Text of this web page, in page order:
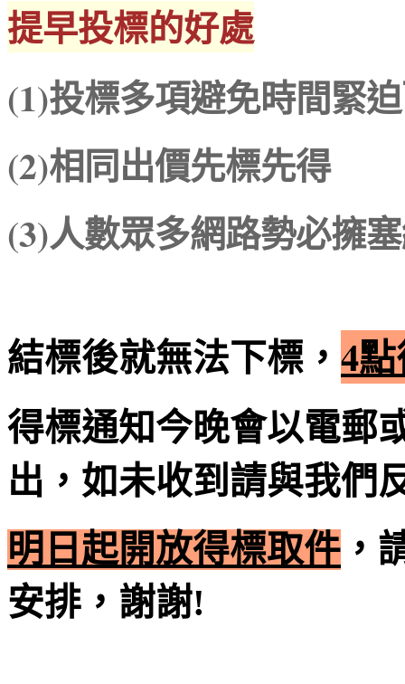
提早投標的好處
(1)投標多項避免時間緊
(2)相同出價先標先得
(3)人數眾多網路勢必擁
結標後就無法下標， 4
得標通知今晚會以電郵
出，如未收到請與我們
明日起開放得標取件 ，
安排，謝謝!